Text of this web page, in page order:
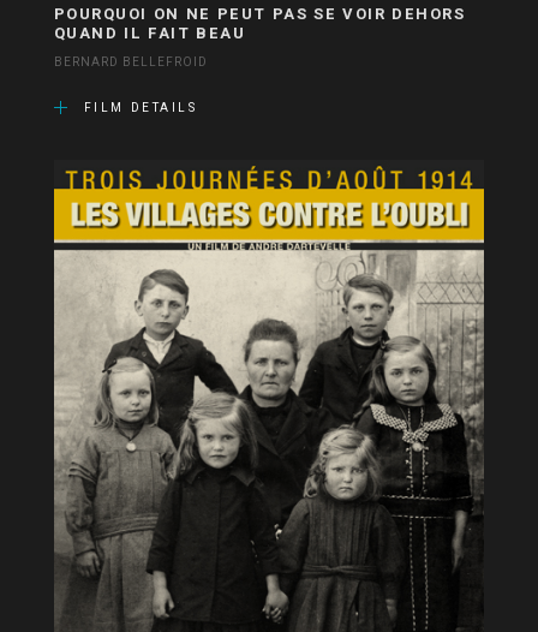
POURQUOI ON NE PEUT PAS SE VOIR DEHORS
QUAND IL FAIT BEAU
BERNARD BELLEFROID
FILM DETAILS